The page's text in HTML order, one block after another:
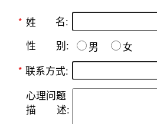
* 姓 名:
性 别: 男
女
* 联系方式:
心理问题
描
述: